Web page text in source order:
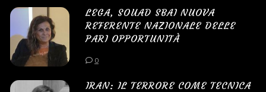
LEGA, SOUAD SBAI NUOVA
REFERENTE NAZIONALE DELLE
PARI OPPORTUNITÀ
0
IRAN: IL TERRORE COME TECNICA